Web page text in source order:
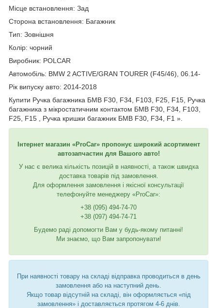
Місце встановлення: Зад
Сторона встановлення: Багажник
Тип: Зовнішня
Колір: чорний
Виробник: POLCAR
Автомобіль: BMW 2 ACTIVE/GRAN TOURER (F45/46), 06.14-
Рік випуску авто: 2014-2018
Купити Ручка багажника БМВ F30, F34, F103, F25, F15, Ручка
багажника з мікростатичним контактом БМВ F30, F34, F103,
F25, F15 , Ручка кришки багажник БМВ F30, F34, F1 ».
Інтернет магазин «ProCar» пропонує широкий асортимент
автозапчастин для Вашого авто!
У нас є велика кількість позицій в наявності, а також швидка
доставка товарів під замовлення.
Для оформлення замовлення і якісної консультації
телефонуйте менеджеру «ProCar»:
+38 (095) 494-74-70
+38 (097) 494-74-71
Будемо раді допомогти Вам у будь-якому питанні!
Ми знаємо, що Вам запропонувати!
При наявності товару на складі відправка проводиться в день
замовлення або на наступний день.
Якщо товар відсутній на складі, він оформляється «під
замовлення» і доставляється протягом 4-6 днів.